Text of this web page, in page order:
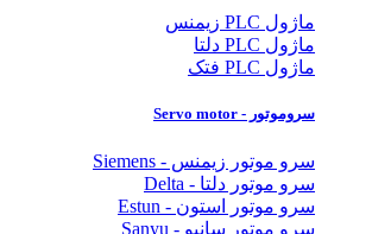
ماژول PLC زیمنس
ماژول PLC دلتا
ماژول PLC فتک
سروموتور - Servo motor
سرو موتور زیمنس - Siemens
سرو موتور دلتا - Delta
سرو موتور استون - Estun
سرو موتور سانیو - Sanyu